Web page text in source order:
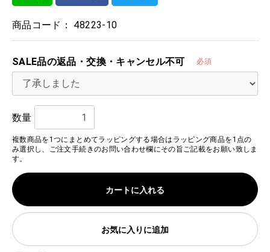
商品コード： 48223-10
SALE品の返品・交換・キャンセル不可 必須
数量
複数商品を1つにまとめてラッピングする場合はラッピング商品を1点の
み選択し、ご注文手続きのお問い合わせ欄にその旨ご記載をお願い致しま
す。
カートに入れる
お気に入りに追加